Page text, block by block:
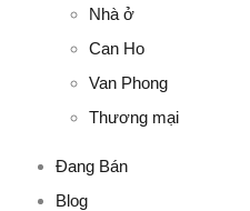
Nhà ở
Can Ho
Van Phong
Thương mại
Đang Bán
Blog